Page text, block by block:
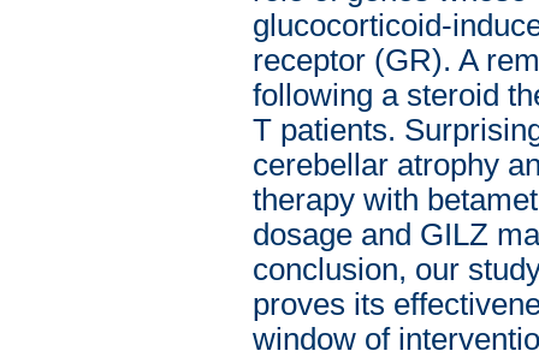
glucocorticoid-
receptor (GR). A
following a steroid
T patients.
cerebellar atrophy
therapy with
dosage and GILZ
conclusion, our
proves its
window of